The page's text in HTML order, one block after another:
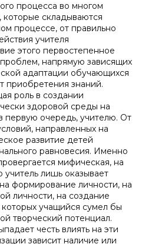
процесса во многом
которые складываются
процессе, от правильно
учителя
этого первостепенное
напрямую зависящих
адаптации обучающихся
приобретения знаний.
роль в создании
здоровой среды на
первую очередь, учителю. От
направленных на
развитие детей
равновесия. Именно
мифическая, на
учитель лишь оказывает
формирование личности, на
личности, на создание
учащийся сумел бы
творческий потенциал.
честь влиять на эти
зависит наличие или